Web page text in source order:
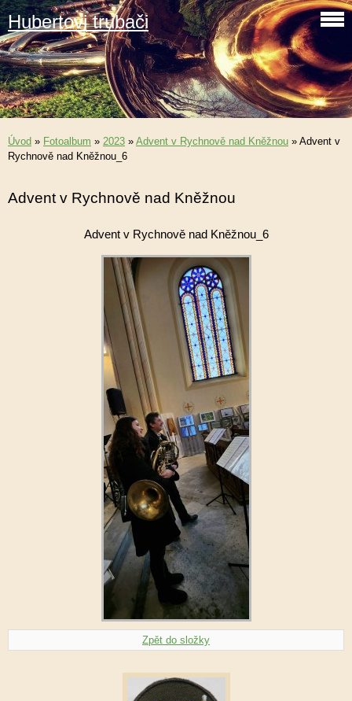
Hubertovi trubači
Úvod » Fotoalbum » 2023 » Advent v Rychnově nad Kněžnou » Advent v
Rychnově nad Kněžnou_6
Advent v Rychnově nad Kněžnou
Advent v Rychnově nad Kněžnou_6
Zpět do složky